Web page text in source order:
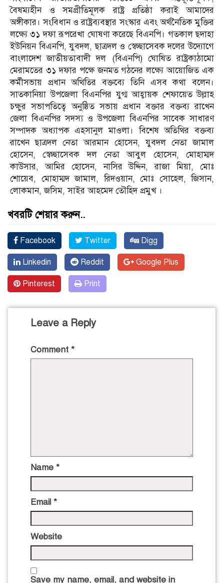
বৈষম্যহীন ও সমপ্রীতিমূলক রাষ্ট্র প্রতিষ্ঠা করাই আমাদের
অঙ্গীকার। সংবিধান ও রাষ্ট্রব্যবস্থার সংস্কার এবং অর্থনৈতিক মুক্তির
লক্ষ্যে ৩১ দফা রূপরেখা ঘোষণা করেছে বিএনপি। গতকাল ছদাহা
ইউনিয়ন বিএনপি, যুবদল, ছাত্রদল ও স্বেচ্ছাসেবক দলের উদ্যোগে
বাংলাদেশ জাতীয়তাবাদী দল (বিএনপি) ঘোষিত রাষ্ট্রকাঠামো
মেরামতের ৩১ দফার পক্ষে জনমত গঠনের লক্ষ্যে আয়োজিত এক
কর্মীসভায় প্রধান অথিতির বক্তব্যে তিনি এসব কথা বলেন।
সাতকানিয়া উপজেলা বিএনপির যুগ্ম আহ্বায়ক শেফায়েত উল্লাহ
চক্ষুর সভাপতিত্বে অনুষ্ঠিত সভায় প্রধান বক্তার বক্তব্য রাখেন
জেলা বিএনপির সদস্য ও উপজেলা বিএনপির সাবেক সাধারণ
সম্পাদক অধ্যাপক এহসানুল মাওলা। বিশেষ অতিথির বক্তব্য
রাখেন ছাত্রদল নেতা আরমান হোসেন, যুবদল নেতা জামাল
হোসেন, স্বেচ্ছাসেবক দল নেতা আবুল হোসেন, মোহাম্মদ
কাউসার, আমির হোসেন, নাসির উদ্দিন, রাজা মিয়া, মোঃ
শোয়েব, মোহাম্মদ জামাল, রিদওয়ান, মোঃ সোহেল, জিসান,
লোকমান, জসিম, সাইর আহমেদ তৌহিদ প্রমুখ ।
খবরটি শেয়ার করুন..
Facebook Twitter Digg
Linkedin Reddit Google Plus
Pinterest Print
Leave a Reply
Comment *
Name *
Email *
Website
Save my name, email, and website in